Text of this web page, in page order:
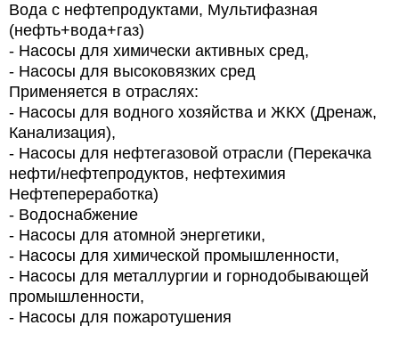
Вода с нефтепродуктами, Мультифазная
(нефть+вода+газ)
- Насосы для химически активных сред,
- Насосы для высоковязких сред
Применяется в отраслях:
- Насосы для водного хозяйства и ЖКХ (Дренаж,
Канализация),
- Насосы для нефтегазовой отрасли (Перекачка
нефти/нефтепродуктов, нефтехимия
Нефтепереработка)
- Водоснабжение
- Насосы для атомной энергетики,
- Насосы для химической промышленности,
- Насосы для металлургии и горнодобывающей
промышленности,
- Насосы для пожаротушения